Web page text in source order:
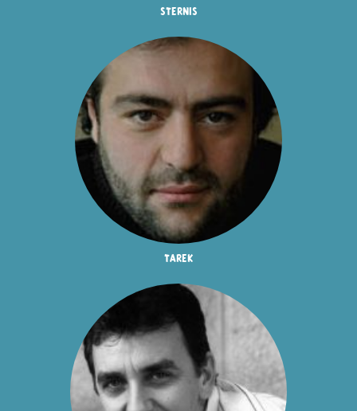
sternis
tarek